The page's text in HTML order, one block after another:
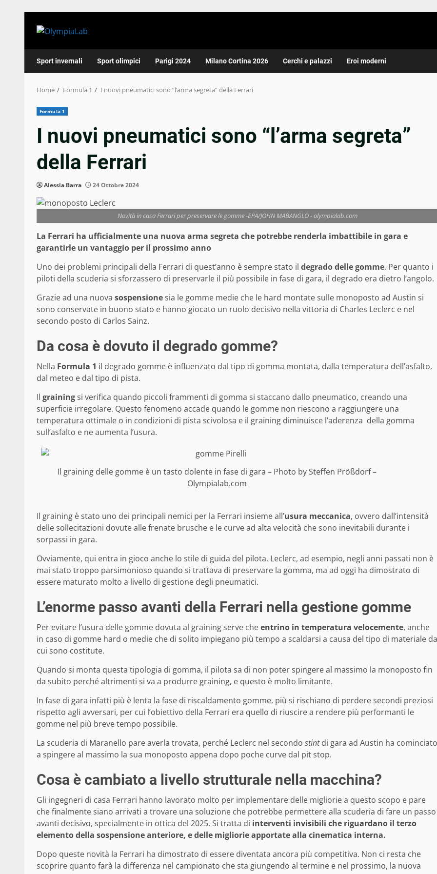
Sport invernali Sport olimpici Parigi 2024 Milano Cortina 2026 Cerchi e palazzi Eroi moderni
Home Formula 1 I nuovi pneumatici sono “l’arma segreta” della Ferrari
Formula 1
I nuovi pneumatici sono “l’arma segreta”
della Ferrari
Alessia Barra 24 Ottobre 2024
Novità in casa Ferrari per preservare le gomme -EPA/JOHN MABANGLO - olympialab.com
La Ferrari ha ufficialmente una nuova arma segreta che potrebbe renderla imbattibile in gara e
garantirle un vantaggio per il prossimo anno
Uno dei problemi principali della Ferrari di quest’anno è sempre stato il degrado delle gomme. Per quanto i
piloti della scuderia si sforzassero di preservarle il più possibile in fase di gara, il degrado era dietro l’angolo.
Grazie ad una nuova sospensionesia le gomme medie che le hard montate sulle monoposto ad Austin si
sono conservate in buono stato e hanno giocato un ruolo decisivo nella vittoria di Charles Leclerc e nel
secondo posto di Carlos Sainz.
Da cosa è dovuto il degrado gomme?
Nella Formula 1 il degrado gomme è influenzato dal tipo di gomma montata, dalla temperatura dell’asfalto,
dal meteo e dal tipo di pista.
Il grainingsi verifica quando piccoli frammenti di gomma si staccano dallo pneumatico, creando una
superficie irregolare. Questo fenomeno accade quando le gomme non riescono a raggiungere una
temperatura ottimale o in condizioni di pista scivolosa e il graining diminuisce l’aderenza della gomma
sull’asfalto e ne aumenta l’usura.
Il graining delle gomme è un tasto dolente in fase di gara – Photo by Steffen Prößdorf –
Olympialab.com
Il graining è stato uno dei principali nemici per la Ferrari insieme all’usura meccanica, ovvero dall’intensità
delle sollecitazioni dovute alle frenate brusche e le curve ad alta velocità che sono inevitabili durante i
sorpassi in gara.
Ovviamente, qui entra in gioco anche lo stile di guida del pilota. Leclerc, ad esempio, negli anni passati non è
mai stato troppo parsimonioso quando si trattava di preservare la gomma, ma ad oggi ha dimostrato di
essere maturato molto a livello di gestione degli pneumatici.
L’enorme passo avanti della Ferrari nella gestione gomme
Per evitare l’usura delle gomme dovuta al graining serve cheentrino in temperatura velocemente, anche
in caso di gomme hard o medie che di solito impiegano più tempo a scaldarsi a causa del tipo di materiale da
cui sono costitute.
Quando si monta questa tipologia di gomma, il pilota sa di non poter spingere al massimo la monoposto fin
da subito perché altrimenti si va a produrre graining, e questo è molto limitante.
In fase di gara infatti più è lenta la fase di riscaldamento gomme, più si rischiano di perdere secondi preziosi
rispetto agli avversari, per cui l’obiettivo della Ferrari era quello di riuscire a rendere più performanti le
gomme nel più breve tempo possibile.
La scuderia di Maranello pare averla trovata, perché Leclerc nel secondo stintdi gara ad Austin ha cominciato
a spingere al massimo la sua monoposto appena dopo poche curve dal pit stop.
Cosa è cambiato a livello strutturale nella macchina?
Gli ingegneri di casa Ferrari hanno lavorato molto per implementare delle migliorie a questo scopo e pare
che finalmente siano arrivati a trovare una soluzione che potrebbe permettere alla scuderia di fare un passo
avanti decisivo, specialmente in ottica del 2025. Si tratta di interventi invisibili che riguardano il terzo
elemento della sospensione anteriore, e delle migliorie apportate alla cinematica interna.
Dopo queste novità la Ferrari ha dimostrato di essere diventata ancora più competitiva. Non ci resta che
scoprire quanto farà la differenza nel campionato che sta giungendo al termine e nel prossimo, la nuova